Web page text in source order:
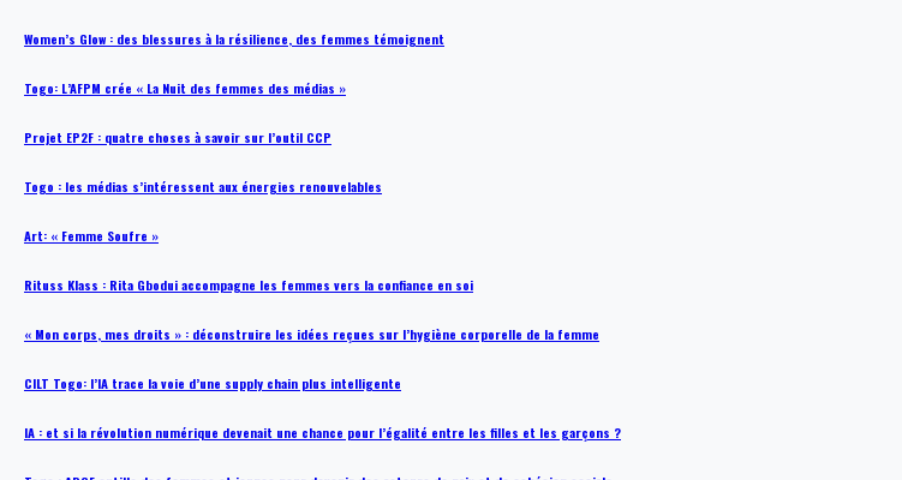
Women’s Glow : des blessures à la résilience, des femmes témoignent
Togo: L’AFPM crée « La Nuit des femmes des médias »
Projet EP2F : quatre choses à savoir sur l’outil CCP
Togo : les médias s’intéressent aux énergies renouvelables
Art: « Femme Soufre »
Rituss Klass : Rita Gbodui accompagne les femmes vers la confiance en soi
« Mon corps, mes droits » : déconstruire les idées reçues sur l’hygiène corporelle de la femme
CILT Togo: l’IA trace la voie d’une supply chain plus intelligente
IA : et si la révolution numérique devenait une chance pour l’égalité entre les filles et les garçons ?